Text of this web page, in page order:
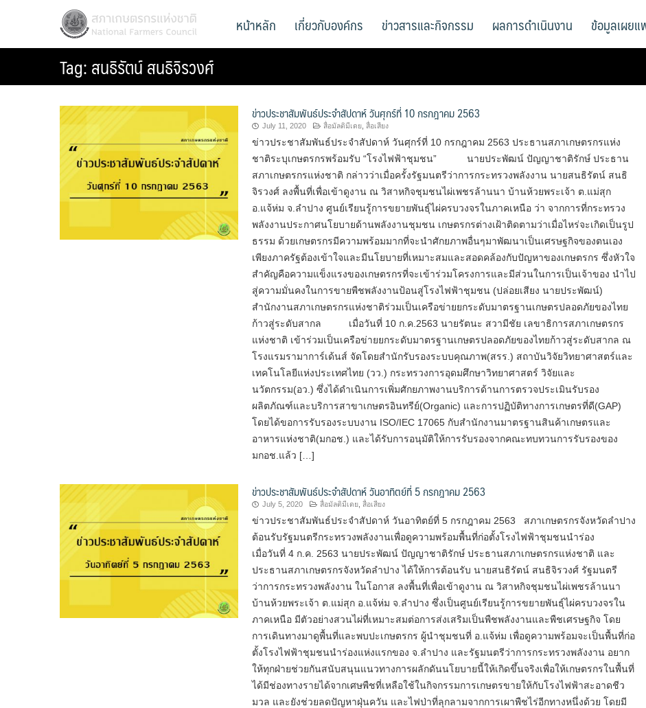
สภาเกษตรกรแห่งชาติ
National Farmers Council หน้าหลัก เกี่ยวกับองค์กร ข่าวสารและกิจกรรม ผลการดำเนินงาน ข้อมูลเผย
Tag:สนธิรัตน์ สนธิจิรวงศ์
ข่าวประชาสัมพันธ์ประจำสัปดาห์ วันศุกร์ที่ 10 กรกฎาคม 2563
July 11, 2020 สื่อมัลติมีเดย, สื่อเสียง
ข่าวประชาสัมพันธ์ประจำสัปดาห์ วันศุกร์ที่ 10 กรกฎาคม 2563 ประธานสภาเกษตรกรแห่ง
ชาติระบุเกษตรกรพร้อมรับ “โรงไฟฟ้าชุมชน” นายประพัฒน์ ปัญญาชาติรักษ์ ประธาน
สภาเกษตรกรแห่งชาติ กล่าวว่าเมื่อครั้งรัฐมนตรีว่าการกระทรวงพลังงาน นายสนธิรัตน์ สนธิ
จิรวงศ์ ลงพื้นที่เพื่อเข้าดูงาน ณ วิสาหกิจชุมชนไผ่เพชรล้านนา บ้านห้วยพระเจ้า ต.แม่สุก
อ.แจ้ห่ม จ.ลำปาง ศูนย์เรียนรู้การขยายพันธุ์ไผ่ครบวงจรในภาคเหนือ ว่า จากการที่กระทรวง
พลังงานประกาศนโยบายด้านพลังงานชุมชน เกษตรกรต่างเฝ้าติดตามว่าเมื่อไหร่จะเกิดเป็นรูป
ธรรม ด้วยเกษตรกรมีความพร้อมมากที่จะนำศักยภาพอื่นๆมาพัฒนาเป็นเศรษฐกิจของตนเอง
เพียงภาครัฐต้องเข้าใจและมีนโยบายที่เหมาะสมและสอดคล้องกับปัญหาของเกษตรกร ซึ่งหัวใจ
สำคัญคือความแข็งแรงของเกษตรกรที่จะเข้าร่วมโครงการและมีส่วนในการเป็นเจ้าของ นำไป
สู่ความมั่นคงในการขายพืชพลังงานป้อนสู่โรงไฟฟ้าชุมชน (ปล่อยเสียง นายประพัฒน์)
สำนักงานสภาเกษตรกรแห่งชาติร่วมเป็นเครือข่ายยกระดับมาตรฐานเกษตรปลอดภัยของไทย
ก้าวสู่ระดับสากล เมื่อวันที่ 10 ก.ค.2563 นายรัตนะ สวามีชัย เลขาธิการสภาเกษตรกร
แห่งชาติ เข้าร่วมเป็นเครือข่ายยกระดับมาตรฐานเกษตรปลอดภัยของไทยก้าวสู่ระดับสากล ณ
โรงแรมรามาการ์เด้นส์ จัดโดยสำนักรับรองระบบคุณภาพ(สรร.) สถาบันวิจัยวิทยาศาสตร์และ
เทคโนโลยีแห่งประเทศไทย (วว.) กระทรวงการอุดมศึกษาวิทยาศาสตร์ วิจัยและ
นวัตกรรม(อว.) ซึ่งได้ดำเนินการเพิ่มศักยภาพงานบริการด้านการตรวจประเมินรับรอง
ผลิตภัณฑ์และบริการสาขาเกษตรอินทรีย์(Organic) และการปฏิบัติทางการเกษตรที่ดี(GAP)
โดยได้ขอการรับรองระบบงาน ISO/IEC 17065 กับสำนักงานมาตรฐานสินค้าเกษตรและ
อาหารแห่งชาติ(มกอช.) และได้รับการอนุมัติให้การรับรองจากคณะทบทวนการรับรองของ
มกอช.แล้ว […]
ข่าวประชาสัมพันธ์ประจำสัปดาห์ วันอาทิตย์ที่ 5 กรกฎาคม 2563
July 5, 2020 สื่อมัลติมีเดย, สื่อเสียง
ข่าวประชาสัมพันธ์ประจำสัปดาห์ วันอาทิตย์ที่ 5 กรกฎาคม 2563 สภาเกษตรกรจังหวัดลำปาง
ต้อนรับรัฐมนตรีกระทรวงพลังงานเพื่อดูความพร้อมพื้นที่ก่อตั้งโรงไฟฟ้าชุมชนนำร่อง
เมื่อวันที่ 4 ก.ค. 2563 นายประพัฒน์ ปัญญาชาติรักษ์ ประธานสภาเกษตรกรแห่งชาติ และ
ประธานสภาเกษตรกรจังหวัดลำปาง ได้ให้การต้อนรับ นายสนธิรัตน์ สนธิจิรวงศ์ รัฐมนตรี
ว่าการกระทรวงพลังงาน ในโอกาส ลงพื้นที่เพื่อเข้าดูงาน ณ วิสาหกิจชุมชนไผ่เพชรล้านนา
บ้านห้วยพระเจ้า ต.แม่สุก อ.แจ้ห่ม จ.ลำปาง ซึ่งเป็นศูนย์เรียนรู้การขยายพันธุ์ไผ่ครบวงจรใน
ภาคเหนือ มีตัวอย่างสวนไผ่ที่เหมาะสมต่อการส่งเสริมเป็นพืชพลังงานและพืชเศรษฐกิจ โดย
การเดินทางมาดูพื้นที่และพบปะเกษตรกร ผู้นำชุมชนที่ อ.แจ้ห่ม เพื่อดูความพร้อมจะเป็นพื้นที่ก่อ
ตั้งโรงไฟฟ้าชุมชนนำร่องแห่งแรกของ จ.ลำปาง และรัฐมนตรีว่าการกระทรวงพลังงาน อยาก
ให้ทุกฝ่ายช่วยกันสนับสนุนแนวทางการผลักดันนโยบายนี้ให้เกิดขึ้นจริงเพื่อให้เกษตรกรในพื้นที่
ได้มีช่องทางรายได้จากเศษพืชที่เหลือใช้ในกิจกรรมการเกษตรขายให้กับโรงไฟฟ้าสะอาดชีว
มวล และยังช่วยลดปัญหาฝุ่นควัน และไฟป่าที่ลุกลามจากการเผาพืชไร่อีกทางหนึ่งด้วย โดยมี